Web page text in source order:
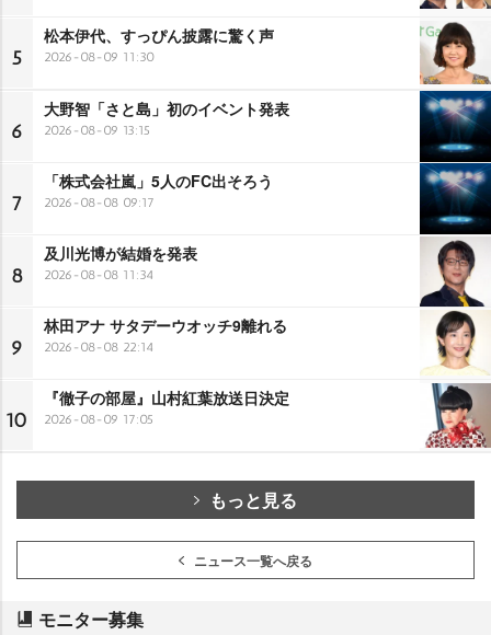
5
松本伊代、すっぴん披露に驚く声
2026-08-09 11:30
6
大野智「さと島」初のイベント発表
2026-08-09 13:15
7
「株式会社嵐」5人のFC出そろう
2026-08-08 09:17
8
及川光博が結婚を発表
2026-08-08 11:34
9
林田アナ サタデーウオッチ9離れる
2026-08-08 22:14
10
『徹子の部屋』山村紅葉放送日決定
2026-08-09 17:05
もっと見る
ニュース一覧へ戻る
モニター募集